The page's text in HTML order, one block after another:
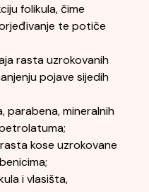
folikula, čime
te potiče
rasta uzrokovanih
pojave sijedih
parabena, mineralnih
kose uzrokovane
i vlasišta,